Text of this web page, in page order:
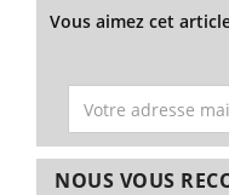
Vous aimez cet
NOUS VOUS